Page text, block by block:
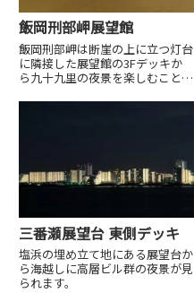
飯岡刑部岬展望館
飯岡刑部岬は断崖の上に立つ灯台
に隣接した展望館の3Fデッキか
ら九十九里の夜景を楽しむことが
三番瀬展望台 東側デッキ
塩浜の埋め立て地にある展望台か
ら海越しに高層ビル群の夜景が見
られます。